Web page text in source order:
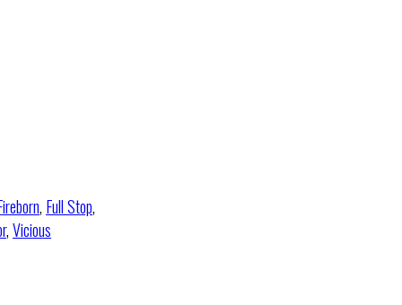
, Full Stop,
,Vicious